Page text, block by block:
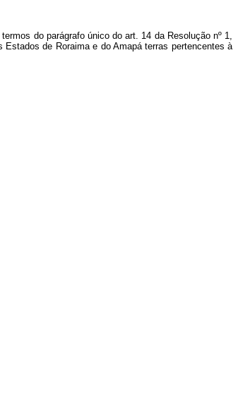
do parágrafo único do art. 14 da Resolução nº 1,
de Roraima e do Amapá terras pertencentes à